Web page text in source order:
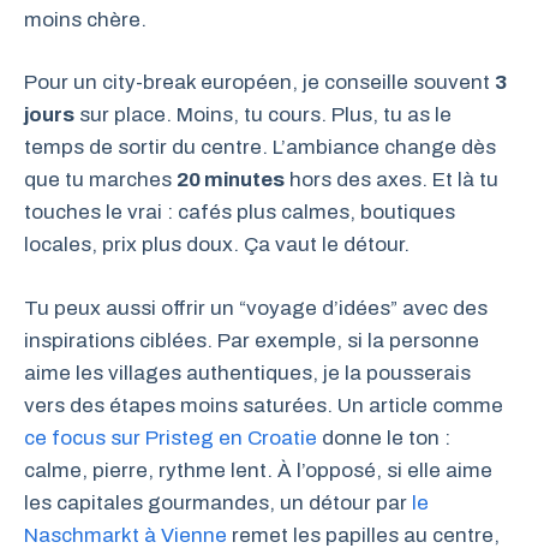
moins chère.
Pour un city-break européen, je conseille souvent 3
jours sur place. Moins, tu cours. Plus, tu as le
temps de sortir du centre. L’ambiance change dès
que tu marches 20 minutes hors des axes. Et là tu
touches le vrai : cafés plus calmes, boutiques
locales, prix plus doux. Ça vaut le détour.
Tu peux aussi offrir un “voyage d’idées” avec des
inspirations ciblées. Par exemple, si la personne
aime les villages authentiques, je la pousserais
vers des étapes moins saturées. Un article comme
ce focus sur Pristeg en Croatie donne le ton :
calme, pierre, rythme lent. À l’opposé, si elle aime
les capitales gourmandes, un détour par le
Naschmarkt à Vienne remet les papilles au centre,